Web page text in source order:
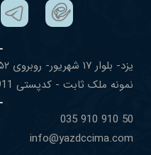
نمونه ملک ثابت - کدپستی 8916965911
50 910 910 035
info@yazdccima.com